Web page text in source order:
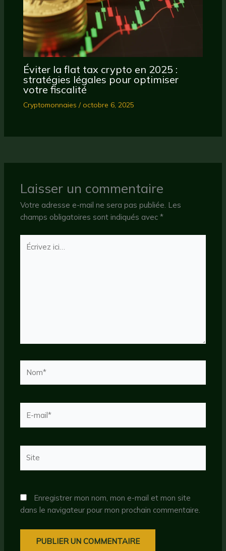
Éviter la flat tax crypto en 2025 :
stratégies légales pour optimiser
votre fiscalité
Cryptomonnaies /octobre 6, 2025
Laisser un commentaire
Votre adresse e-mail ne sera pas publiée. Les
champs obligatoires sont indiqués avec*
Écrivez
ici…
mail*
Enregistrer mon nom, mon e-mail et mon site
dans le navigateur pour mon prochain commentaire.